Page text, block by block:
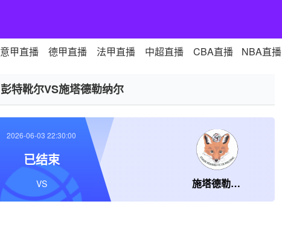
意甲直播 德甲直播 法甲直播 中超直播 CBA直播 NBA直播
彭特靴尔VS施塔德勒纳尔
施塔德勒纳尔
2026-06-03 22:30:00
已结束
VS